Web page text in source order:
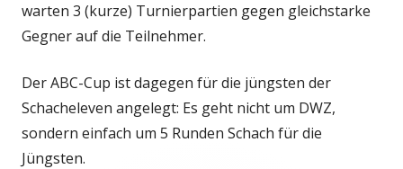
warten 3 (kurze) Turnierpartien gegen gleichstarke
Gegner auf die Teilnehmer.
Der ABC-Cup ist dagegen für die jüngsten der
Schacheleven angelegt: Es geht nicht um DWZ,
sondern einfach um 5 Runden Schach für die
Jüngsten.